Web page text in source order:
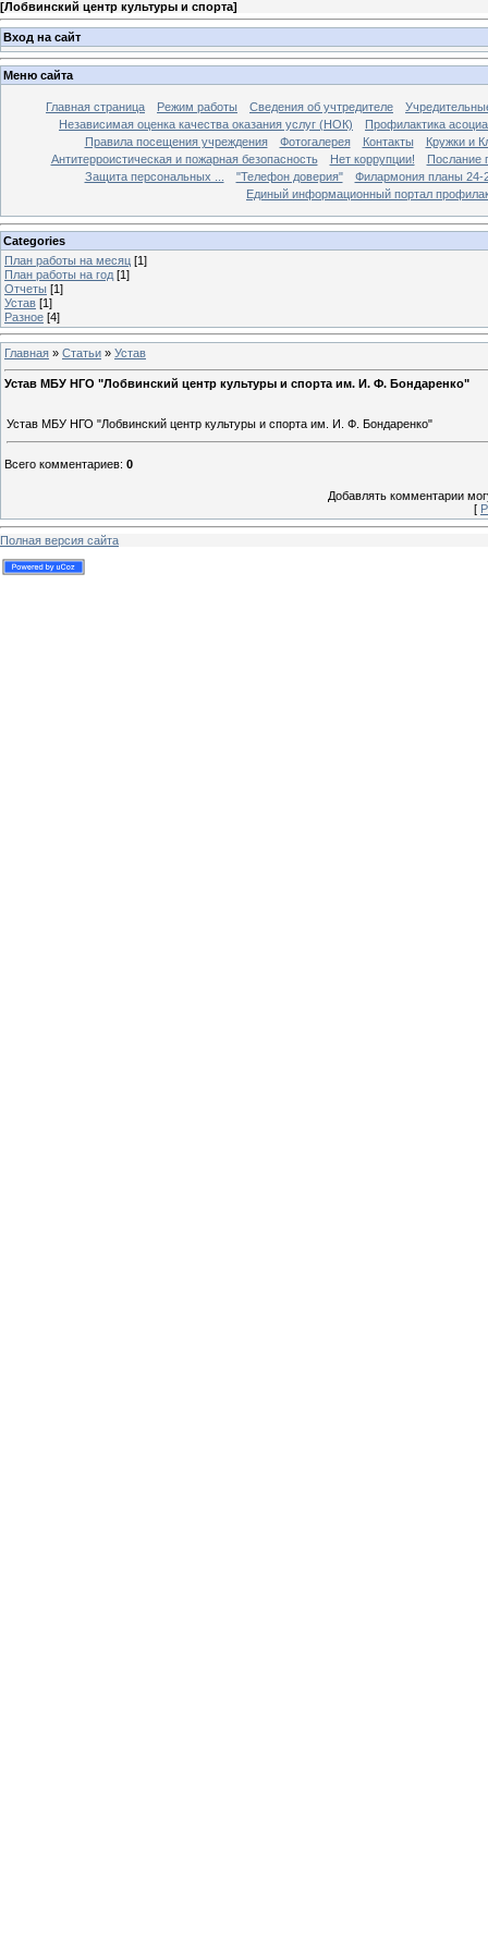
[Лобвинский центр культуры и спорта]
Вход на сайт
Меню сайта
Главная страница Режим работы Сведения об учтредителе
Независимая оценка качества оказания услуг (НОК)
Профилактика
Правила посещения учреждения
Фотогалерея Контакты
Кружки и
Антитерроистическая и пожарная безопасность
Нет коррупции!
Послание
Защита персональных ...
"Телефон доверия"
Филармония планы 24-
Единый информационный портал
Categories
План работы на месяц [1]
План работы на год [1]
Отчеты [1]
Устав [1]
Разное [4]
Главная » Статьи » Устав
Устав МБУ НГО "Лобвинский центр культуры и спорта им. И. Ф. Бондаренко"
Устав МБУ НГО "Лобвинский центр культуры и спорта им. И. Ф. Бондаренко"
Всего комментариев: 0
Добавлять комментарии
[
Полная версия сайта